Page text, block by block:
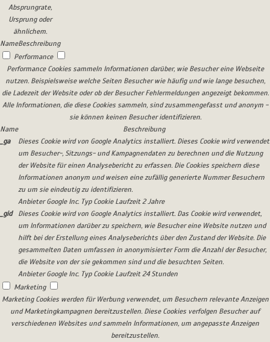
Absprungrate,
Ursprung oder
ähnlichem.
NameBeschreibung
Performance
Performance Cookies sammeln Informationen darüber, wie Besucher eine Webseite
nutzen. Beispielsweise welche Seiten Besucher wie häufig und wie lange besuchen,
die Ladezeit der Website oder ob der Besucher Fehlermeldungen angezeigt bekommen.
Alle Informationen, die diese Cookies sammeln, sind zusammengefasst und anonym -
sie können keinen Besucher identifizieren.
Name
Beschreibung
_ga
Dieses Cookie wird von Google Analytics installiert. Dieses Cookie wird verwendet
um Besucher-, Sitzungs- und Kampagnendaten zu berechnen und die Nutzung
der Website für einen Analysebericht zu erfassen. Die Cookies speichern diese
Informationen anonym und weisen eine zufällig generierte Nummer Besuchern
zu um sie eindeutig zu identifizieren.
Anbieter Google Inc. Typ Cookie Laufzeit 2 Jahre
_gid
Dieses Cookie wird von Google Analytics installiert. Das Cookie wird verwendet,
um Informationen darüber zu speichern, wie Besucher eine Website nutzen und
hilft bei der Erstellung eines Analyseberichts über den Zustand der Website. Die
gesammelten Daten umfassen in anonymisierter Form die Anzahl der Besucher,
die Website von der sie gekommen sind und die besuchten Seiten.
Anbieter Google Inc. Typ Cookie Laufzeit 24 Stunden
Marketing
Marketing Cookies werden für Werbung verwendet, um Besuchern relevante Anzeigen
und Marketingkampagnen bereitzustellen. Diese Cookies verfolgen Besucher auf
verschiedenen Websites und sammeln Informationen, um angepasste Anzeigen
bereitzustellen.